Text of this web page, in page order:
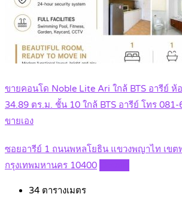
ขายคอนโด Noble Lite Ari ใกล้ BTS อารีย์ ห้
34.89 ตร.ม. ชั้น 10 ใกล้ BTS อารีย์ โทร 081-
ขายเอง
ซอยอารีย์ 1 ถนนพหลโยธิน แขวงพญาไท เข
กรุงเทพมหานคร 10400
34 ตารางเมตร